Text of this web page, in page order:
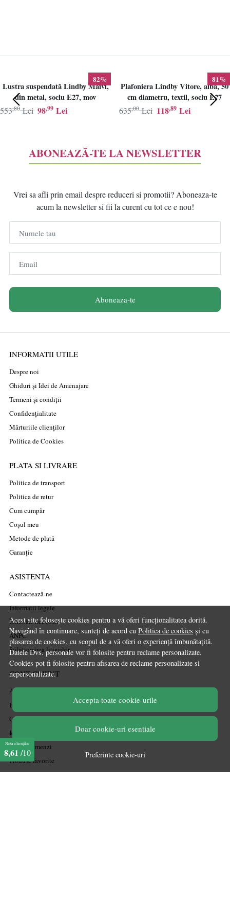
Acest site folosește cookies pentru a vă oferi funcționalitatea dorită.
Navigând în continuare, sunteți de acord cu Politica de cookies și cu
plasarea de cookies, cu scopul de a vă oferi o experiență îmbunătațită.
Datele Dvs. personale vor fi folosite pentru reclame personalizate.
Cookies pot fi folosite pentru afisarea de reclame personalizate si
nepersonalizate.
Accepta toate cookie-urile
Doar cookie-uri esentiale
Preferinte cookie-uri
82%
Lustra suspendată Lindby Maivi,
din metal, soclu E27, mov
98,99 Lei
553,80 Lei
81%
Plafoniera Lindby Vitore, alba, 50
cm diametru, textil, soclu E27
118,89 Lei
635,00 Lei
ABONEAZĂ-TE LA NEWSLETTER
Vrei sa afli prin email despre reduceri si promotii? Aboneaza-te
acum la newsletter si fii la curent cu tot ce e nou!
Numele tau
Email
Aboneaza-te
INFORMATII UTILE
Despre noi
Ghiduri și Idei de Amenajare
Termeni și condiții
Confidențialitate
Mărturiile clienților
Politica de Cookies
PLATA SI LIVRARE
Politica de transport
Politica de retur
Cum cumpăr
Coșul meu
Metode de plată
Garanție
ASISTENTA
Contactează-ne
Informatii legale
Întrebări frecvente
ANPC
Soluționarea litigiilor
CONT CLIENT
Acces cont
Înregistrare
Contul meu
Ieșire
Istoric comenzi
Produse favorite
Nota clienților
8,61 /10